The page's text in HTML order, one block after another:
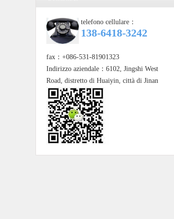
telefono cellulare：
138-6418-3242
fax：+086-531-81901323
Indirizzo aziendale：6102, Jingshi West
Road, distretto di Huaiyin, città di Jinan